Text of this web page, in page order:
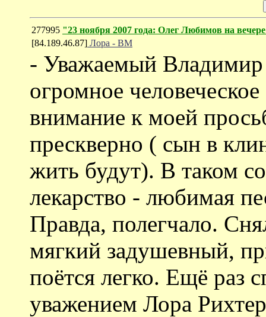
277995 "23 ноября 2007 года: Олег Любимов на
[84.189.46.87] Лора - ВМ
- Уважаемый
огромное
внимание к моей
прескверно ( сын в
жить будут). В таком
лекарство - любимая
Правда, полегчало.
мягкий задушевный,
поётся легко. Ещё раз
уважением Лора